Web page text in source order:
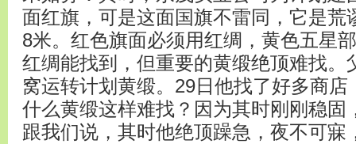
面红旗，可是这面国旗不雷同，它是荒
8米。红色旗面必须用红绸，黄色五星
红绸能找到，但重要的黄缎绝顶难找。
窝运转计划黄缎。29日他找了好多商
什么黄缎这样难找？因为其时刚刚稳固
跟我们说，其时他绝顶躁急，夜不可寐